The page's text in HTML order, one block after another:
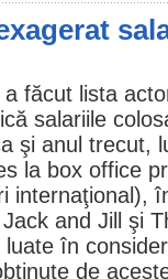
făcut lista
salariile
şi anul trecut,
la box office
internaţional),
Jack and Jill
şi
în
de